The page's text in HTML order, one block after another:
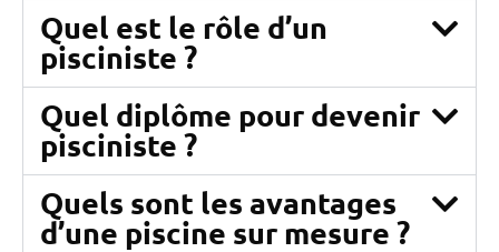
Quel est le rôle d’un
pisciniste ?
Quel diplôme pour devenir
pisciniste ?
Quels sont les avantages
d’une piscine sur mesure ?